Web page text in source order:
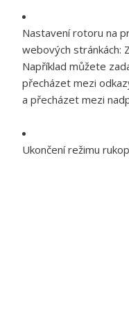
Nastavení rotoru na
webových stránkách:
Například můžete
přecházet mezi
a přecházet mezi
Ukončení režimu